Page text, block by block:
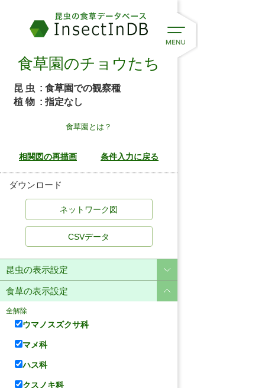
食草園のチョウたち
昆 虫 : 食草園での観察種
植 物 : 指定なし
食草園とは？
ダウンロード
CSVデータ
昆虫の表示設定
食草の表示設定
全解除
ウマノスズクサ科
マメ科
ハス科
クスノキ科